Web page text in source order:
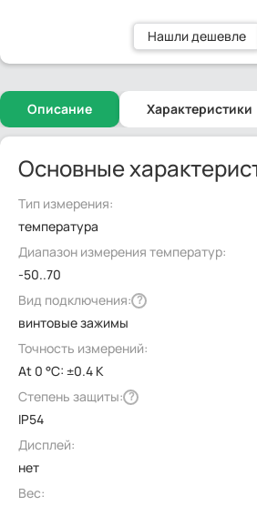
Нашли дешевле
Описание Характеристики
Основные
Тип измерения:
температура
Диапазон измерения температур:
-50..70
Вид подключения: ?
винтовые зажимы
Точность измерений:
At 0 °C: ±0.4 K
Степень защиты: ?
IP54
Дисплей:
нет
Вес: